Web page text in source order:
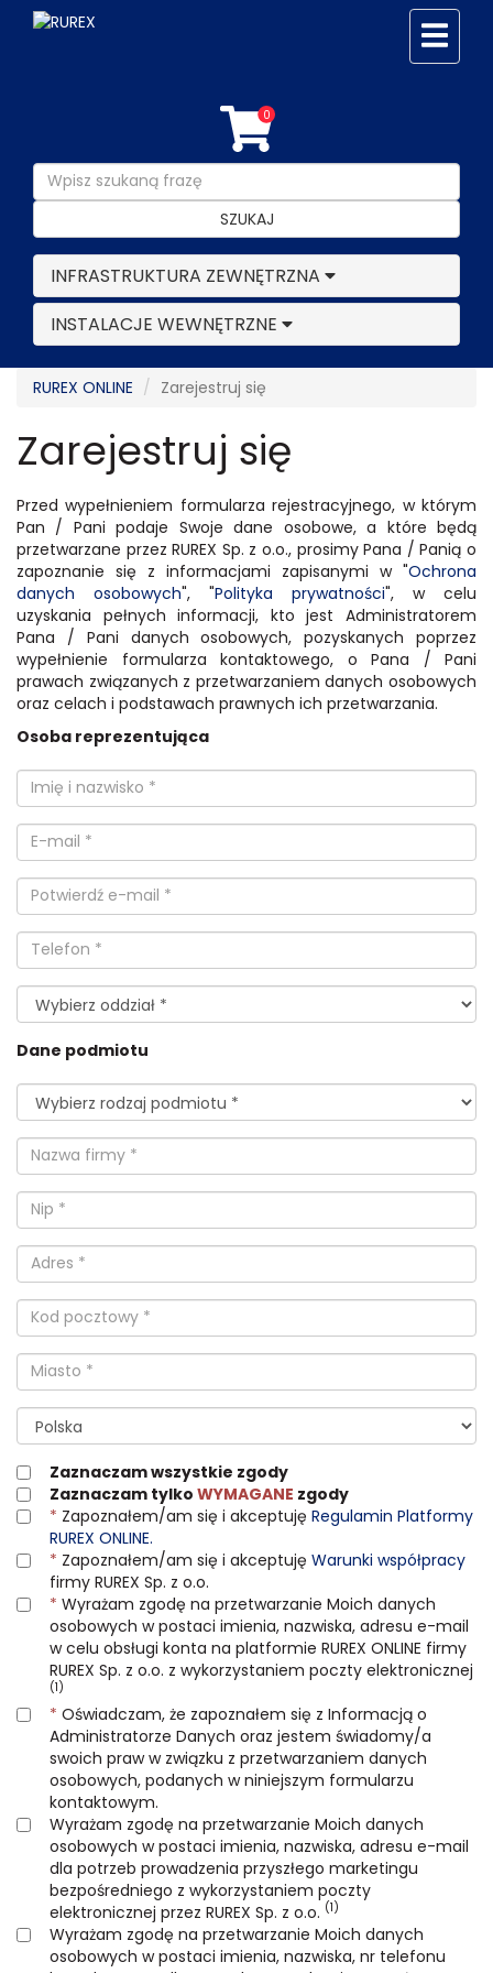
0
SZUKAJ
INFRASTRUKTURA ZEWNĘTRZNA
INSTALACJE WEWNĘTRZNE
RUREX ONLINE Zarejestruj się
Zarejestruj się
Przed wypełnieniem formularza rejestracyjnego, w którym
Pan / Pani podaje Swoje dane osobowe, a które będą
przetwarzane przez RUREX Sp. z o.o., prosimy Pana / Panią o
zapoznanie się z informacjami zapisanymi w "Ochrona
danych osobowych", "Polityka prywatności", w celu
uzyskania pełnych informacji, kto jest Administratorem
Pana / Pani danych osobowych, pozyskanych poprzez
wypełnienie formularza kontaktowego, o Pana / Pani
prawach związanych z przetwarzaniem danych osobowych
oraz celach i podstawach prawnych ich przetwarzania.
Osoba reprezentująca
Dane podmiotu
Zaznaczam wszystkie zgody
Zaznaczam tylko WYMAGANE zgody
* Zapoznałem/am się i akceptuję Regulamin Platformy
RUREX ONLINE.
* Zapoznałem/am się i akceptuję Warunki współpracy
firmy RUREX Sp. z o.o.
* Wyrażam zgodę na przetwarzanie Moich danych
osobowych w postaci imienia, nazwiska, adresu e-mail
w celu obsługi konta na platformie RUREX ONLINE firmy
RUREX Sp. z o.o. z wykorzystaniem poczty elektronicznej
(1)
* Oświadczam, że zapoznałem się z Informacją o
Administratorze Danych oraz jestem świadomy/a
swoich praw w związku z przetwarzaniem danych
osobowych, podanych w niniejszym formularzu
kontaktowym.
Wyrażam zgodę na przetwarzanie Moich danych
osobowych w postaci imienia, nazwiska, adresu e-mail
dla potrzeb prowadzenia przyszłego marketingu
bezpośredniego z wykorzystaniem poczty
elektronicznej przez RUREX Sp. z o.o. (1)
Wyrażam zgodę na przetwarzanie Moich danych
osobowych w postaci imienia, nazwiska, nr telefonu